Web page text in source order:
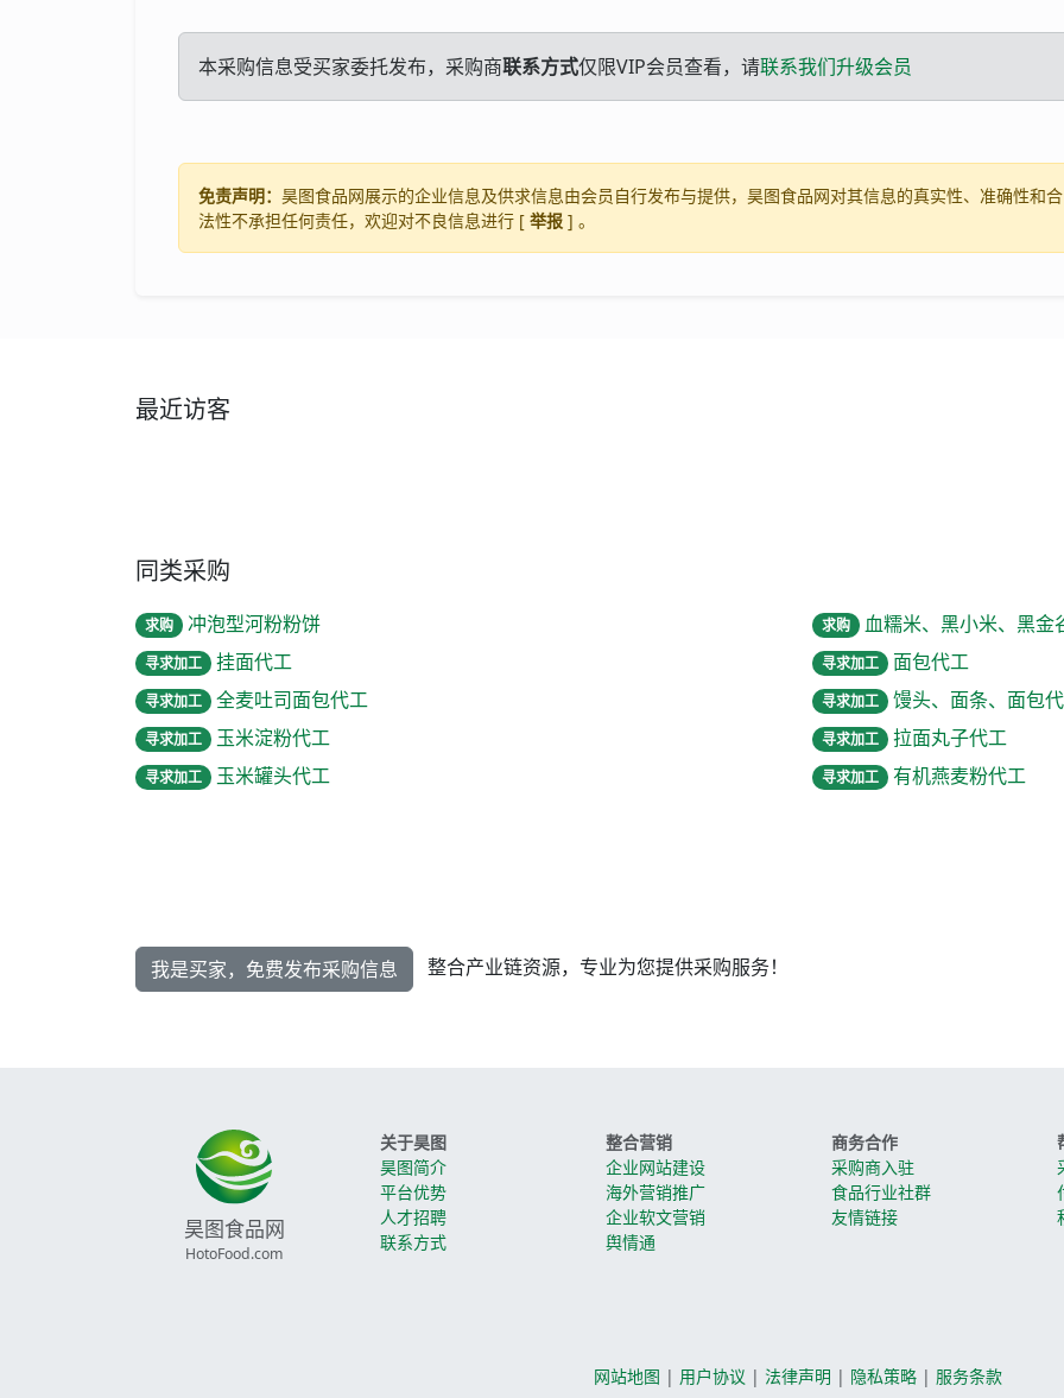
本采购信息受买家委托发布，采购商联系方式仅限VIP会员查看，请联系我们升级会员
免责声明： 昊图食品网展示的企业信息及供求信息由会员自行发布与提供，昊图食品网对其信息的真实性、准确性和合
法性不承担任何责任，欢迎对不良信息进行 [ 举报 ] 。
最近访客
同类采购
求购 冲泡型河粉粉饼 求购 血糯米、黑小米、黑金
寻求加工 挂面代工 寻求加工 面包代工
寻求加工 全麦吐司面包代工 寻求加工 馒头、面条、面包
寻求加工 玉米淀粉代工 寻求加工 拉面丸子代工
寻求加工 玉米罐头代工 寻求加工 有机燕麦粉代工
我是买家，免费发布采购信息 整合产业链资源，专业为您提供采购服务！
昊图食品网
HotoFood.com
关于昊图
昊图简介
平台优势
人才招聘
联系方式
整合营销
企业网站建设
海外营销推广
企业软文营销
舆情通
商务合作
采购商入驻
食品行业社群
友情链接
网站地图 | 用户协议 | 法律声明 | 隐私策略 | 服务条款